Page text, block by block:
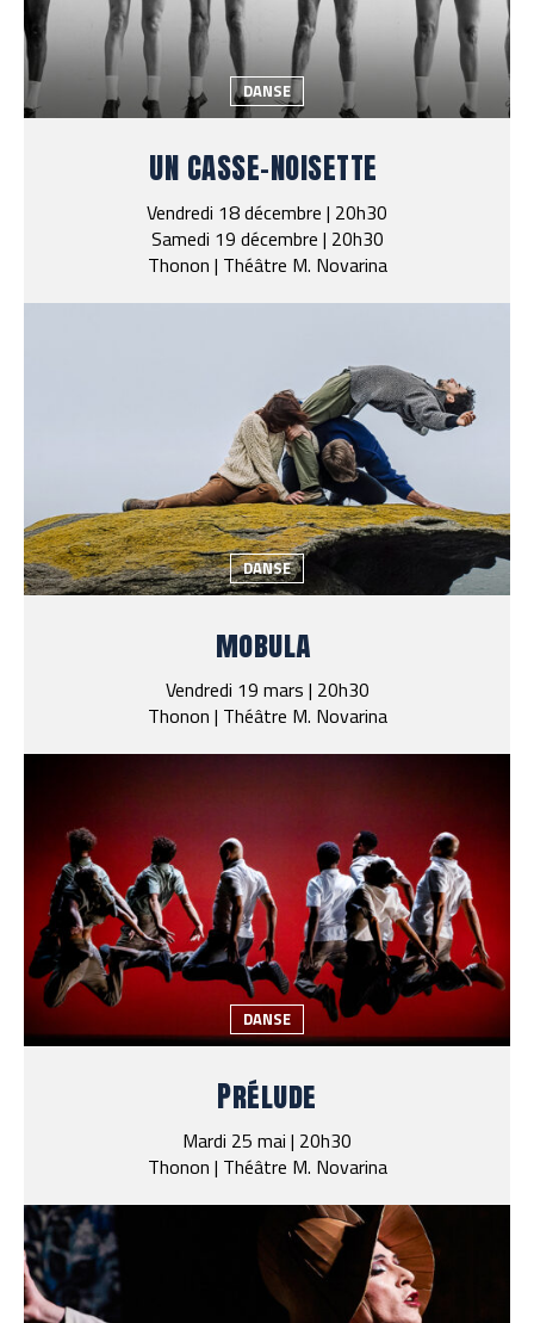
DANSE
UN CASSE-NOISETTE
Vendredi 18 décembre | 20h30
Samedi 19 décembre | 20h30
Thonon | Théâtre M. Novarina
DANSE
mobula
Vendredi 19 mars | 20h30
Thonon | Théâtre M. Novarina
DANSE
Prélude
Mardi 25 mai | 20h30
Thonon | Théâtre M. Novarina